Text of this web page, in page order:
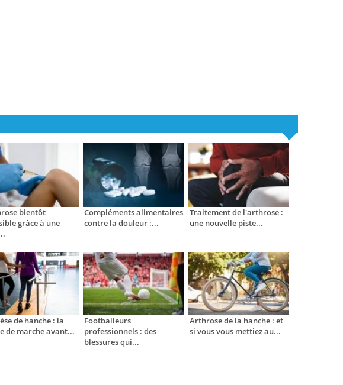
bientôt
grâce à une
Compléments alimentaires
contre la douleur :...
Traitement de l'arthrose :
une nouvelle piste...
de hanche : la
de marche avant...
Footballeurs
professionnels : des
blessures qui...
Arthrose de la hanche : et
si vous vous mettiez au...